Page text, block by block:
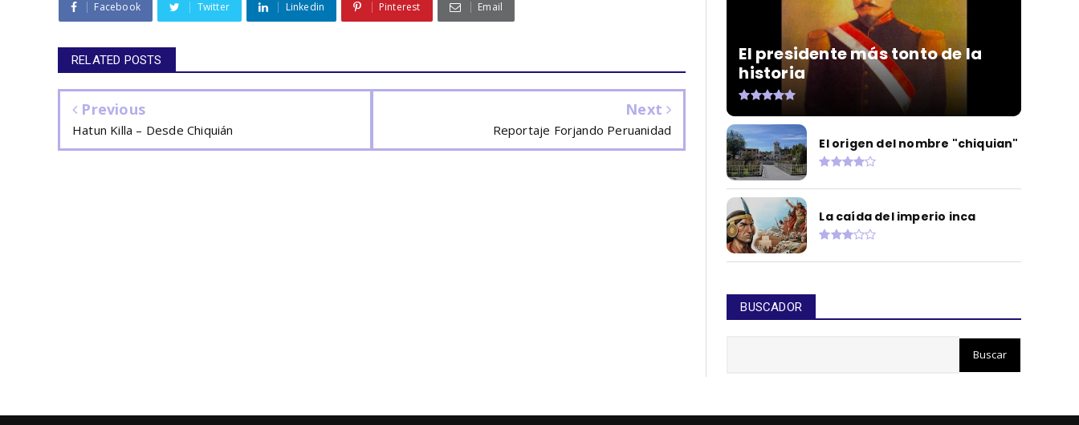
Facebook Twitter Linkedin Pinterest Email
RELATED POSTS
Previous
Hatun Killa – Desde Chiquián
Next
Reportaje Forjando Peruanidad
El presidente más tonto de la
historia
El origen del nombre "chiquian"
La caída del imperio inca
BUSCADOR